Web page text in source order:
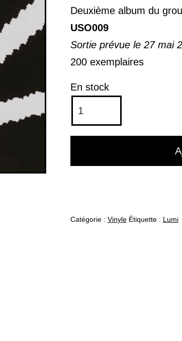
Deuxième album du
USO009
Sortie prévue le 27 mai
200 exemplaires
En stock
LP
Catégorie : Vinyle Étiquette : Lumi